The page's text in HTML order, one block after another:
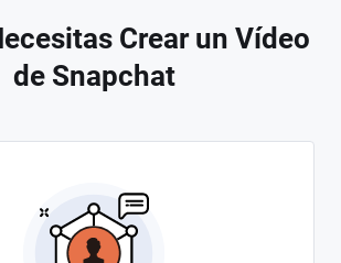
Crear un Vídeo
de Snapchat